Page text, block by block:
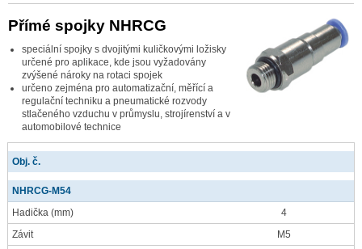
Přímé spojky NHRCG
speciální spojky s dvojitými kuličkovými ložisky
určené pro aplikace, kde jsou vyžadovány
zvýšené nároky na rotaci spojek
určeno zejména pro automatizační, měřící a
regulační techniku a pneumatické rozvody
stlačeného vzduchu v průmyslu, strojírenství a v
automobilové technice
Obj. č.
NHRCG-M54
Hadička (mm)
4
Závit
M5